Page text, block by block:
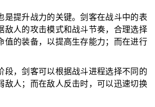
提升战力的关键。剑客在战斗中的表
人的攻击模式和战斗节奏，合理选择
的装备，以提高生存能力；而在进行
，剑客可以根据战斗进程选择不同的
人；而在敌人反击时，可以迅速切换